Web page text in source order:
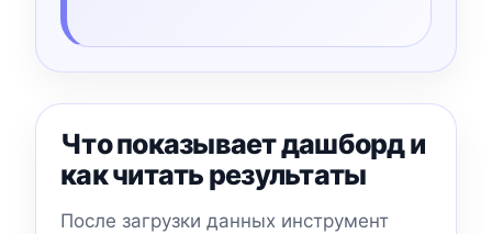
Что показывает дашборд и
как читать результаты
После загрузки данных инструмент